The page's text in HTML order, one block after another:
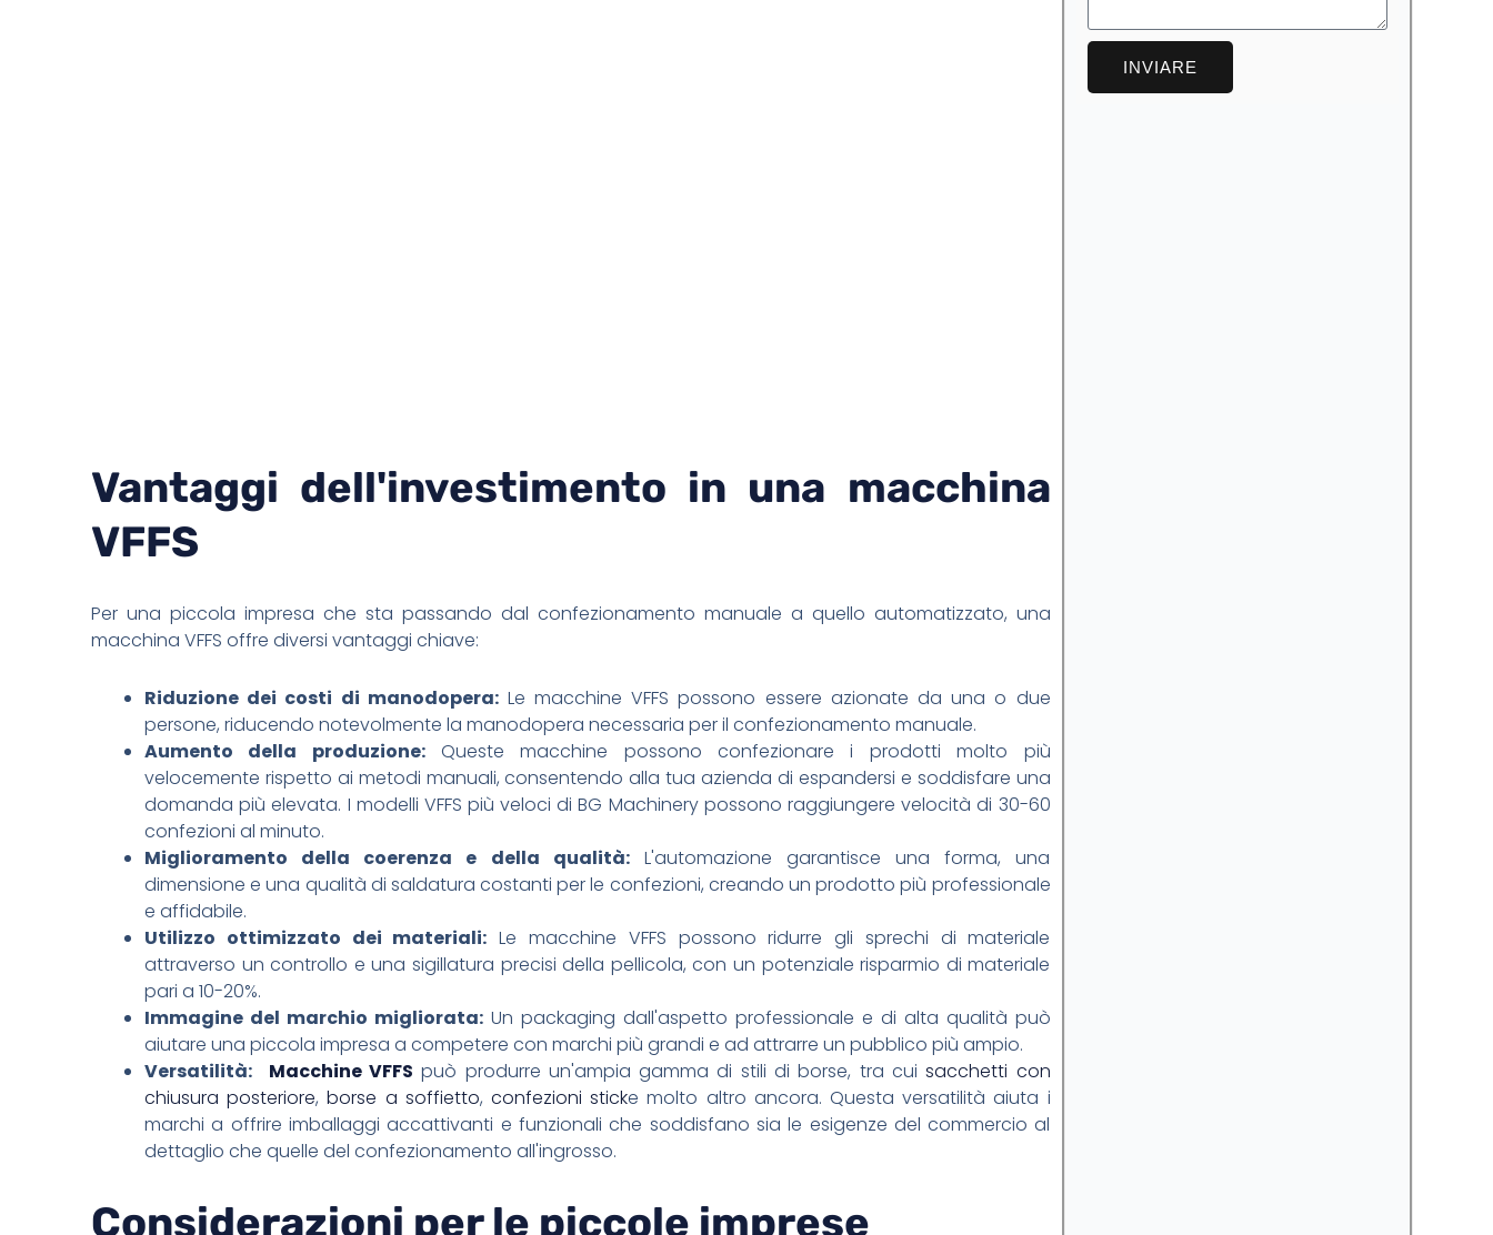
Vantaggi dell'investimento in una macchina
VFFS
Per una piccola impresa che sta passando dal confezionamento manuale a quello automatizzato, una
macchina VFFS offre diversi vantaggi chiave:
Riduzione dei costi di manodopera:Le macchine VFFS possono essere azionate da una o due
persone, riducendo notevolmente la manodopera necessaria per il confezionamento manuale.
Aumento della produzione:Queste macchine possono confezionare i prodotti molto più
velocemente rispetto ai metodi manuali, consentendo alla tua azienda di espandersi e soddisfare una
domanda più elevata. I modelli VFFS più veloci di BG Machinery possono raggiungere velocità di 30-60
confezioni al minuto.
Miglioramento della coerenza e della qualità:L'automazione garantisce una forma, una
dimensione e una qualità di saldatura costanti per le confezioni, creando un prodotto più professionale
e affidabile.
Utilizzo ottimizzato dei materiali: Le macchine VFFS possono ridurre gli sprechi di materiale
attraverso un controllo e una sigillatura precisi della pellicola, con un potenziale risparmio di materiale
pari a 10-20%.
Immagine del marchio migliorata:Un packaging dall'aspetto professionale e di alta qualità può
aiutare una piccola impresa a competere con marchi più grandi e ad attrarre un pubblico più ampio.
Versatilità:
Macchine VFFS può produrre un'ampia gamma di stili di borse, tra cuisacchetti con
chiusura posteriore,borse a soffietto, confezioni sticke molto altro ancora. Questa versatilità aiuta i
marchi a offrire imballaggi accattivanti e funzionali che soddisfano sia le esigenze del commercio al
dettaglio che quelle del confezionamento all'ingrosso.
Considerazioni per le piccole imprese
INVIARE